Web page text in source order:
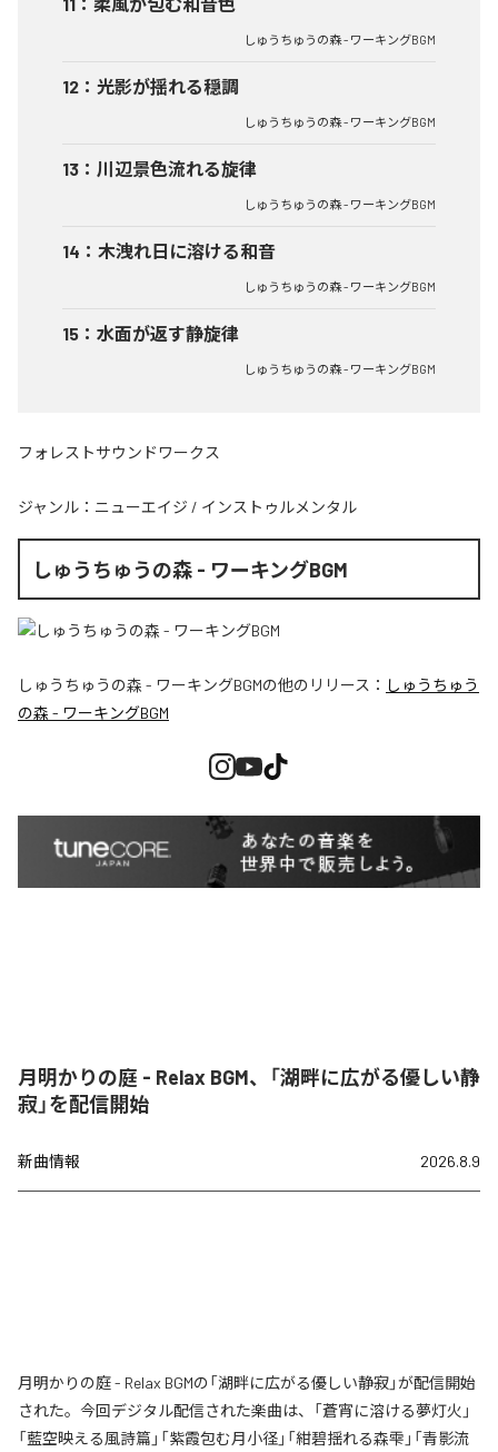
11 ： 柔風が包む和音色
しゅうちゅうの森 - ワーキングBGM
12 ： 光影が揺れる穏調
しゅうちゅうの森 - ワーキングBGM
13 ： 川辺景色流れる旋律
しゅうちゅうの森 - ワーキングBGM
14 ： 木洩れ日に溶ける和音
しゅうちゅうの森 - ワーキングBGM
15 ： 水面が返す静旋律
しゅうちゅうの森 - ワーキングBGM
フォレストサウンドワークス
ジャンル： ニューエイジ / インストゥルメンタル
しゅうちゅうの森 - ワーキングBGM
しゅうちゅうの森 - ワーキングBGMの他のリリース： しゅうちゅう
の森 - ワーキングBGM
月明かりの庭 - Relax BGM、「湖畔に広がる優しい静
寂」を配信開始
新曲情報 2026.8.9
月明かりの庭 - Relax BGMの「湖畔に広がる優しい静寂」が配信開始
された。今回デジタル配信された楽曲は、「蒼宵に溶ける夢灯火」
「藍空映える風詩篇」「紫霞包む月小径」「紺碧揺れる森雫」「青影流